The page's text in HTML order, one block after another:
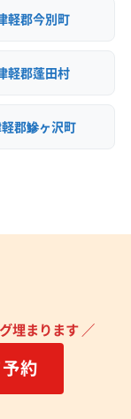
軽郡今別町
軽郡蓬田村
郡鰺ヶ沢町
埋まります ／
約